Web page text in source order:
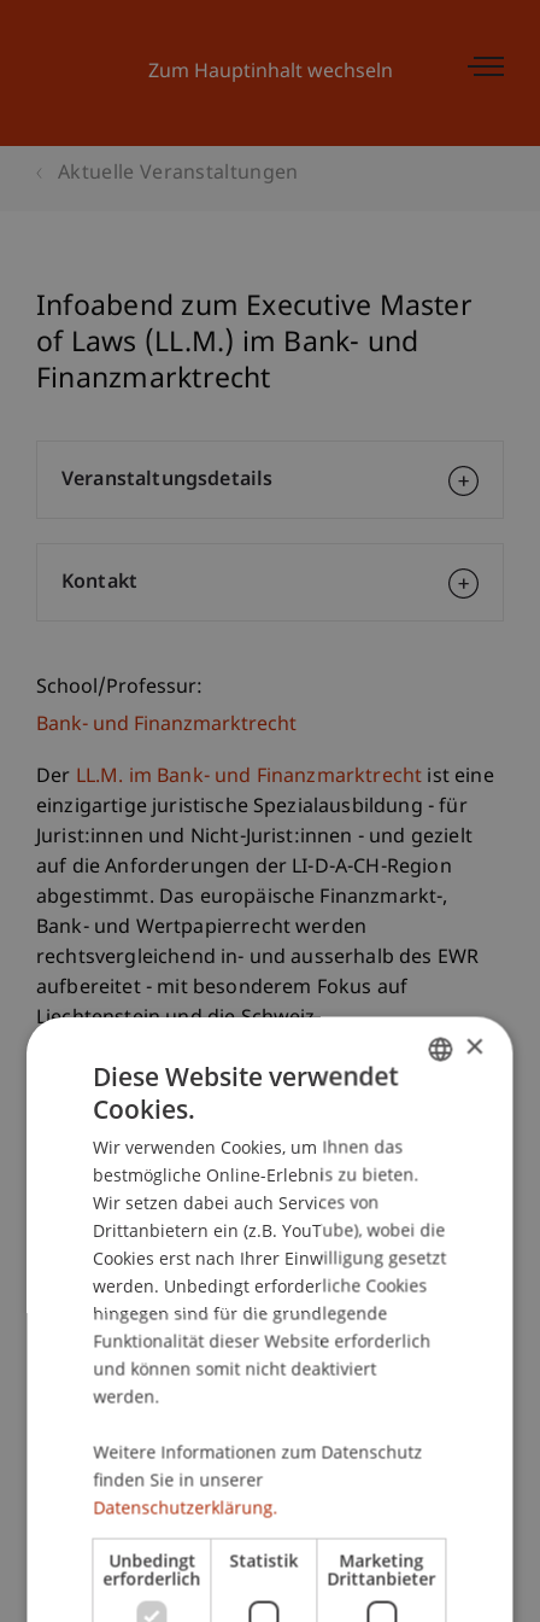
Zum Hauptinhalt wechseln
Aktuelle Veranstaltungen
Infoabend zum Executive Master
of Laws (LL.M.) im Bank- und
Finanzmarktrecht
School/Professur:
Bank- und Finanzmarktrecht
Der LL.M. im Bank- und Finanzmarktrecht ist eine
einzigartige juristische Spezialausbildung - für
Jurist:innen und Nicht-Jurist:innen - und gezielt
auf die Anforderungen der LI-D-A-CH-Region
abgestimmt. Das europäische Finanzmarkt-,
Bank- und Wertpapierrecht werden
rechtsvergleichend in- und ausserhalb des EWR
aufbereitet - mit besonderem Fokus auf
Liechtenstein und die Schweiz.
Die Highlights
o Der LL.M. hält Sie fit für den
"Regulierungsdschungel"
o Der LL.M. fokussiert auf denFinanzplatz
Liechtensteinund dieD-A-CH-Region
o Der LL.M. verbindet Theorie und Praxis im
Bank-, Kapitalmarkt- und Versicherungsrecht
o Der LL.M. bietet individuelle Betreuung an einer
familiären Universität
Für wen?
Der LL.M.-Studiengang Bank- und
Finanzmarktrecht ist eine spezialisierte
Weiterbildung für Jurist:innen, Nicht-Jurist:innen
und Fachpersonen aus angrenzenden
Berufsfeldern. Er richtet sich an Akademikerinnen
und Akademiker aus der Unternehmenspraxis,
dem Bankensektor, der Treuhand, dem
Veranstaltungsdetails
Kontakt
×
Diese Website verwendet
Cookies.
Wir verwenden Cookies, um Ihnen das
bestmögliche Online-Erlebnis zu bieten.
Wir setzen dabei auch Services von
Drittanbietern ein (z.B. YouTube), wobei die
Cookies erst nach Ihrer Einwilligung gesetzt
werden. Unbedingt erforderliche Cookies
hingegen sind für die grundlegende
Funktionalität dieser Website erforderlich
und können somit nicht deaktiviert
werden.
Weitere Informationen zum Datenschutz
finden Sie in unserer
Datenschutzerklärung.
Unbedingt
erforderlich
Statistik Marketing
Drittanbieter